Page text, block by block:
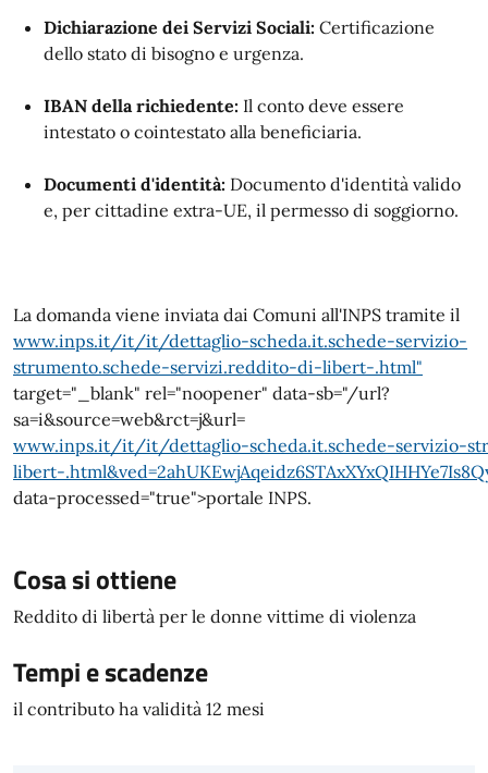
Dichiarazione dei Servizi Sociali: Certificazione
dello stato di bisogno e urgenza.
IBAN della richiedente: Il conto deve essere
intestato o cointestato alla beneficiaria.
Documenti d'identità: Documento d'identità valido
e, per cittadine extra-UE, il permesso di soggiorno.
La domanda viene inviata dai Comuni all'INPS tramite il
www.inps.it/it/it/dettaglio-scheda.it.schede-servizio-
strumento.schede-servizi.reddito-di-libert-.html"
target="_blank" rel="noopener" data-sb="/url?
sa=i&source=web&rct=j&url=
www.inps.it/it/it/dettaglio-scheda.it.schede-servizio-
libert-
data-processed="true">portale INPS.
Cosa si ottiene
Reddito di libertà per le donne vittime di violenza
Tempi e scadenze
il contributo ha validità 12 mesi